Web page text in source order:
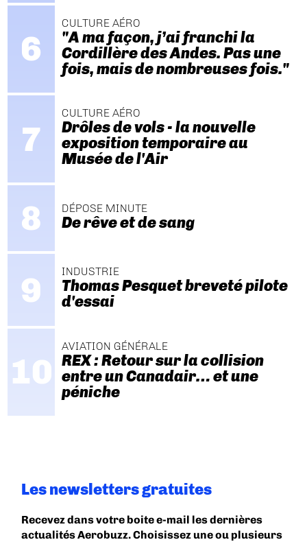
CULTURE AÉRO
"A ma façon, j’ai franchi la
Cordillère des Andes. Pas une
fois, mais de nombreuses fois."
CULTURE AÉRO
Drôles de vols - la nouvelle
exposition temporaire au
Musée de l'Air
DÉPOSE MINUTE
De rêve et de sang
INDUSTRIE
Thomas Pesquet breveté pilote
d'essai
AVIATION GÉNÉRALE
REX : Retour sur la collision
entre un Canadair… et une
péniche
Les newsletters gratuites
Recevez dans votre boite e-mail les dernières
actualités Aerobuzz. Choisissez une ou plusieurs